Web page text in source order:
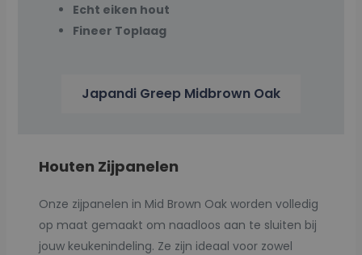
Echt eiken hout
Fineer Toplaag
Japandi Greep Midbrown Oak
Houten Zijpanelen
Onze zijpanelen in Mid Brown Oak worden volledig
op maat gemaakt om naadloos aan te sluiten bij
jouw keukenindeling. Ze zijn ideaal voor zowel